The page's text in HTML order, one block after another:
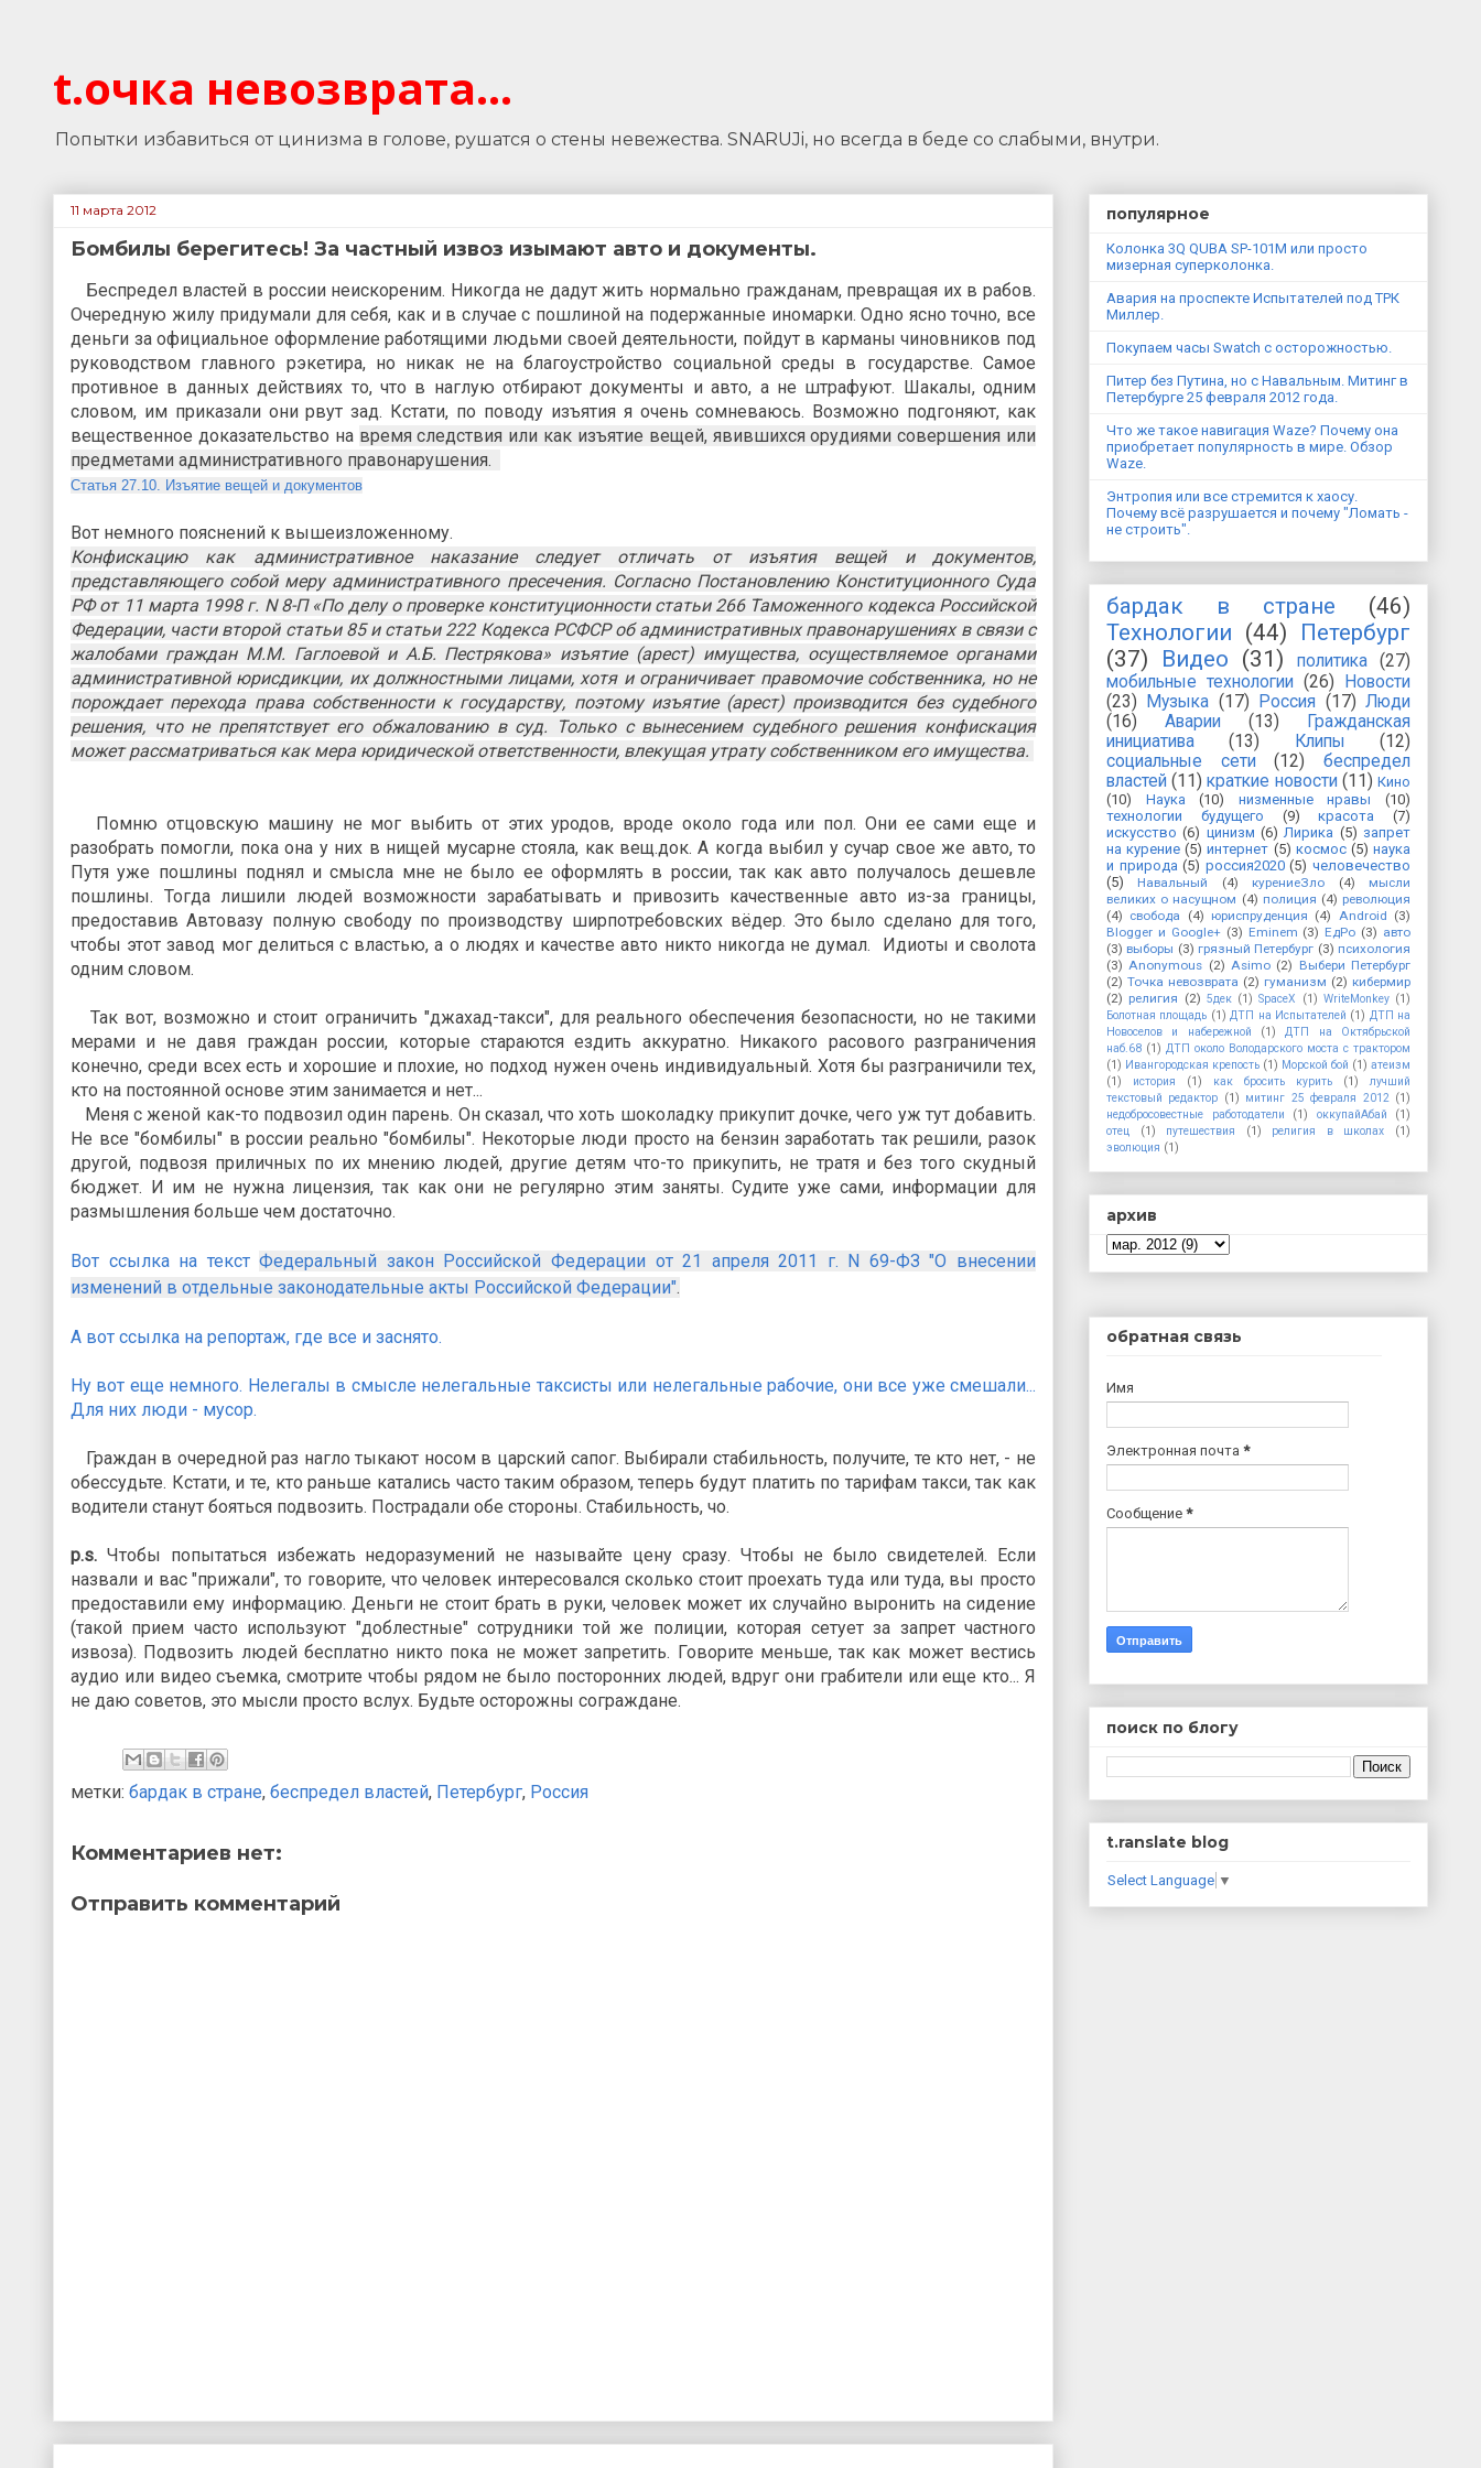
t.очка невозврата...
Попытки избавиться от цинизма в голове, рушатся о стены невежества. SNARUJi, но всегда в беде со слабыми, внутри.
11 марта 2012
Бомбилы берегитесь! За частный извоз изымают авто и документы.
Беспредел властей в россии неискореним. Никогда не дадут жить нормально гражданам, превращая их в рабов.
Очередную жилу придумали для себя, как и в случае с пошлиной на подержанные иномарки. Одно ясно точно, все
деньги за официальное оформление работящими людьми своей деятельности, пойдут в карманы чиновников под
руководством главного рэкетира, но никак не на благоустройство социальной среды в государстве. Самое
противное в данных действиях то, что в наглую отбирают документы и авто, а не штрафуют. Шакалы, одним
словом, им приказали они рвут зад. Кстати, по поводу изъятия я очень сомневаюсь. Возможно подгоняют, как
вещественное доказательство на время следствия или как изъятие вещей, явившихся орудиями совершения или
предметами административного правонарушения.
Статья 27.10. Изъятие вещей и документов
Вот немного пояснений к вышеизложенному.
Конфискацию как административное наказание следует отличать от изъятия вещей и документов,
представляющего собой меру административного пресечения. Согласно Постановлению Конституционного Суда
РФ от 11 марта 1998 г. N 8-П «По делу о проверке конституционности статьи 266 Таможенного кодекса Российской
Федерации, части второй статьи 85 и статьи 222 Кодекса РСФСР об административных правонарушениях в связи с
жалобами граждан М.М. Гаглоевой и А.Б. Пестрякова» изъятие (арест) имущества, осуществляемое органами
административной юрисдикции, их должностными лицами, хотя и ограничивает правомочие собственника, но не
порождает перехода права собственности к государству, поэтому изъятие (арест) производится без судебного
решения, что не препятствует его обжалованию в суд. Только с вынесением судебного решения конфискация
может рассматриваться как мера юридической ответственности, влекущая утрату собственником его имущества.
Помню отцовскую машину не мог выбить от этих уродов, вроде около года или пол. Они ее сами еще и
разобрать помогли, пока она у них в нищей мусарне стояла, как вещ.док. А когда выбил у сучар свое же авто, то
Путя уже пошлины поднял и смысла мне не было ее оформлять в россии, так как авто получалось дешевле
пошлины. Тогда лишили людей возможности зарабатывать и привозить качественные авто из-за границы,
предоставив Автовазу полную свободу по производству ширпотребовских вёдер. Это было сделано для того,
чтобы этот завод мог делиться с властью, а о людях и качестве авто никто никогда не думал. Идиоты и сволота
одним словом.
Так вот, возможно и стоит ограничить "джахад-такси", для реального обеспечения безопасности, но не такими
мерами и не давя граждан россии, которые стараются ездить аккуратно. Никакого расового разграничения
конечно, среди всех есть и хорошие и плохие, но подход нужен очень индивидуальный. Хотя бы разграничили тех,
кто на постоянной основе этим занимается и нет...
Меня с женой как-то подвозил один парень. Он сказал, что хоть шоколадку прикупит дочке, чего уж тут добавить.
Не все "бомбилы" в россии реально "бомбилы". Некоторые люди просто на бензин заработать так решили, разок
другой, подвозя приличных по их мнению людей, другие детям что-то прикупить, не тратя и без того скудный
бюджет. И им не нужна лицензия, так как они не регулярно этим заняты. Судите уже сами, информации для
размышления больше чем достаточно.
Вот ссылка на текстФедеральный закон Российской Федерации от 21 апреля 2011 г. N 69-ФЗ "О внесении
изменений в отдельные законодательные акты Российской Федерации".
А вот ссылка на репортаж, где все и заснято.
Ну вот еще немного. Нелегалы в смысле нелегальные таксисты или нелегальные рабочие, они все уже смешали...
Для них люди - мусор.
Граждан в очередной раз нагло тыкают носом в царский сапог. Выбирали стабильность, получите, те кто нет, - не
обессудьте. Кстати, и те, кто раньше катались часто таким образом, теперь будут платить по тарифам такси, так как
водители станут бояться подвозить. Пострадали обе стороны. Стабильность, чо.
p.s. Чтобы попытаться избежать недоразумений не называйте цену сразу. Чтобы не было свидетелей. Если
назвали и вас "прижали", то говорите, что человек интересовался сколько стоит проехать туда или туда, вы просто
предоставили ему информацию. Деньги не стоит брать в руки, человек может их случайно выронить на сидение
(такой прием часто используют "доблестные" сотрудники той же полиции, которая сетует за запрет частного
извоза). Подвозить людей бесплатно никто пока не может запретить. Говорите меньше, так как может вестись
аудио или видео съемка, смотрите чтобы рядом не было посторонних людей, вдруг они грабители или еще кто... Я
не даю советов, это мысли просто вслух. Будьте осторожны сограждане.
метки: бардак в стране, беспредел властей, Петербург, Россия
Комментариев нет:
Отправить комментарий
популярное
Колонка 3Q QUBA SP-101M или просто
мизерная суперколонка.
Авария на проспекте Испытателей под ТРК
Миллер.
Покупаем часы Swatch с осторожностью.
Питер без Путина, но с Навальным. Митинг в
Петербурге 25 февраля 2012 года.
Что же такое навигация Waze? Почему она
приобретает популярность в мире. Обзор
Waze.
Энтропия или все стремится к хаосу.
Почему всё разрушается и почему "Ломать -
не строить".
бардак в стране
(46)
Технологии (44)
Петербург
(37)
Видео (31) политика
(27)
мобильные технологии (26)
Новости
(23)
Музыка (17) Россия (17) Люди
(16)
Аварии (13)
Гражданская
инициатива
(13) Клипы
(12)
социальные сети
(12)
беспредел
властей (11) краткие новости (11) Кино
(10)
Наука (10) низменные нравы
(10)
технологии будущего
(9) красота
(7)
искусство (6) цинизм (6) Лирика (5) запрет
на курение (5) интернет (5) космос (5) наука
и природа (5) россия2020 (5) человечество
(5)
Навальный (4) курениеЗло (4)
мысли
великих о насущном (4) полиция (4) революция
(4) свобода (4) юриспруденция (4) Android (3)
Blogger и Google+ (3) Eminem (3) ЕдРо (3) авто
(3) выборы (3) грязный Петербург (3) психология
(3) Anonymous (2) Asimo (2) Выбери Петербург
(2) Точка невозврата (2) гуманизм (2) кибермир
(2) религия (2) 5дек (1) SpaceX (1) WriteMonkey (1)
Болотная площадь (1) ДТП на Испытателей (1) ДТП на
Новоселов и набережной
(1)
ДТП на Октябрьской
наб.68 (1) ДТП около Володарского моста с трактором
(1) Ивангородская крепость (1) Морской бой (1) атеизм
(1)
история (1) как бросить курить (1)
лучший
текстовый редактор (1) митинг 25 февраля 2012 (1)
недобросовестные работодатели
(1) оккупайАбай
(1)
отец
(1) путешествия (1) религия в школах
(1)
эволюция (1)
архив
обратная связь
Имя
Электронная почта *
Сообщение *
поиск по блогу
t.ranslate blog
Select Language ▼